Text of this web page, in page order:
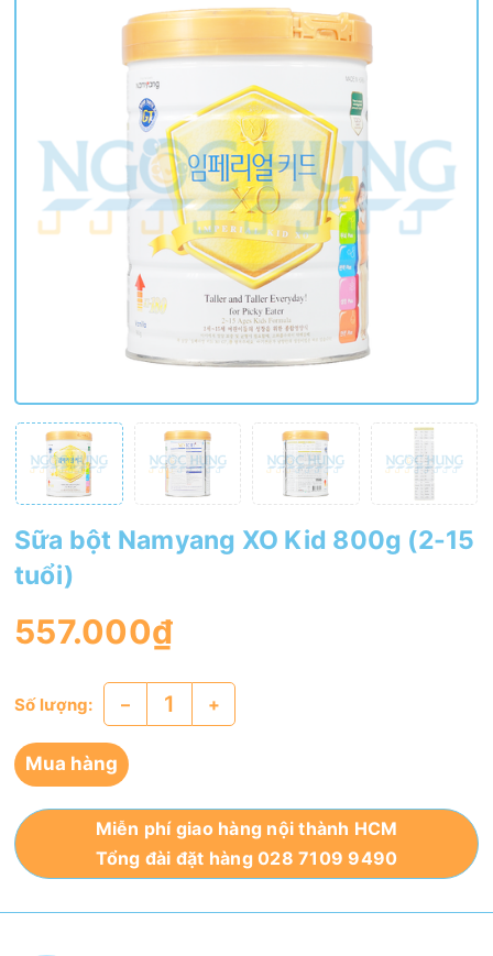
Sữa bột Namyang XO Kid 800g (2-15
tuổi)
557.000₫
Số lượng: – +
Mua hàng
Miễn phí giao hàng nội thành HCM
Tổng đài đặt hàng 028 7109 9490